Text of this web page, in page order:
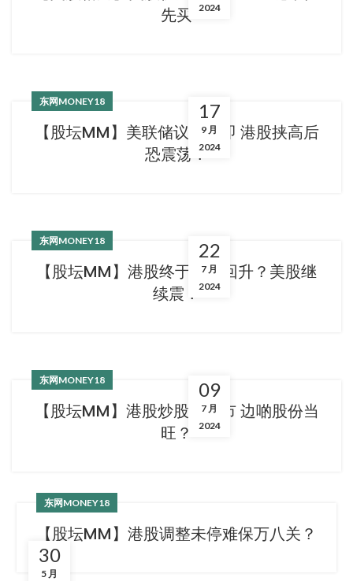
2024
先买
17
9 月
2024
东网MONEY18
【股坛MM】美联储议息在即 港股挟高后
恐震荡？
22
7 月
2024
东网MONEY18
【股坛MM】港股终于见底回升？美股继
续震？
09
7 月
2024
东网MONEY18
【股坛MM】港股炒股唔炒市 边啲股份当
旺？
30
5 月
东网MONEY18
【股坛MM】港股调整未停难保万八关？